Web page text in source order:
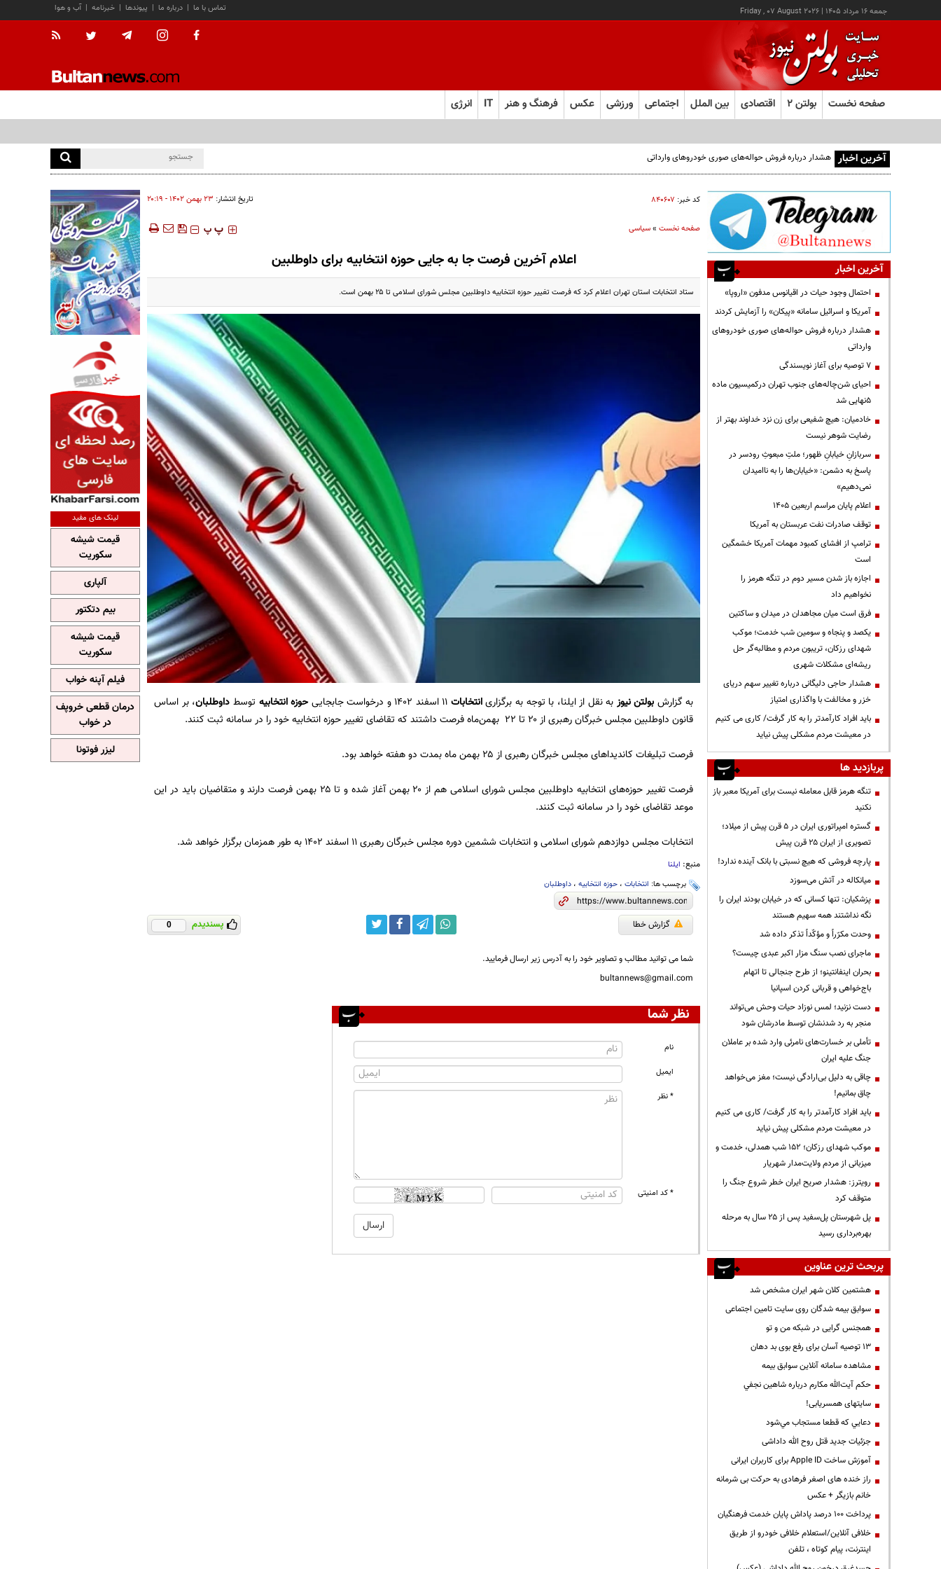
جمعه ۱۶ مرداد ۱۴۰۵ |
Friday , 07 August 2026 آب و هوا | خبرنامه | پیوندها | درباره ما | تماس با ما
صفحه نخست بولتن ۲ اقتصادی بین الملل اجتماعی ورزشی عکس فرهنگ و هنر IT انرژی
آخرین اخبار هشدار درباره فروش حواله‌های صوری خودروهای وارداتی
کد خبر: ۸۴۰۶۰۷ تاریخ انتشار: ۲۳ بهمن ۱۴۰۲ - ۲۰:۱۹
صفحه نخست»سیاسی ‍‍‍ پ پ
اعلام آخرین فرصت جا به جایی حوزه انتخابیه برای داوطلبین
ستاد انتخابات استان تهران اعلام کرد که فرصت تغییر حوزه انتخابیه داوطلبین مجلس شورای اسلامی تا ۲۵ بهمن است.
به گزارش بولتن نیوز به نقل از ایلنا، با توجه به برگزاریانتخابات ۱۱ اسفند ۱۴۰۲ و درخواست جابجایی حوزه انتخابیه توسط داوطلبان، بر اساس
قانون داوطلبین مجلس خبرگان رهبری از ۲۰ تا ۲۲ بهمن‌ماه فرصت داشتند که تقاضای تغییر حوزه انتخابیه خود را در سامانه ثبت کنند.
فرصت تبلیغات کاندیداهای مجلس خبرگان رهبری از ۲۵ بهمن ماه بمدت دو هفته خواهد بود.
فرصت تغییر حوزه‌های انتخابیه داوطلبین مجلس شورای اسلامی هم از ۲۰ بهمن آغاز شده و تا ۲۵ بهمن‌ فرصت دارند و متقاضیان باید در این
موعد تقاضای خود را در سامانه ثبت کنند.
انتخابات مجلس دوازدهم شورای اسلامی و انتخابات ششمین دوره مجلس خبرگان رهبری ۱۱ اسفند ۱۴۰۲ به طور همزمان برگزار خواهد شد.
منبع: ایلنا
برچسب ها: انتخابات، حوزه انتخابیه، داوطلبان
گزارش خطا پسندیدم 0
شما می توانید مطالب و تصاویر خود را به آدرس زیر ارسال فرمایید.
bultannews@gmail.com
نظر شما
نام
ایمیل
* نظر
* کد امنیتی
آخرین اخبار
احتمال وجود حیات در اقیانوس مدفون «اروپا»
آمریکا و اسرائیل سامانه «پیکان» را آزمایش کردند
هشدار درباره فروش حواله‌های صوری خودروهای
وارداتی
۷ توصیه برای آغاز نویسندگی
احیای شن‌چاله‌های جنوب تهران درکمیسیون ماده
۵نهایی شد
خادمیان: هیچ شفیعی برای زن نزد خداوند بهتر از
رضایت شوهر نیست
سربازانِ خیابانِ ظهور؛ ملتِ مبعوثِ رودسر در
پاسخ به دشمن: «خیابان‌ها را به ناامیدان
نمی‌دهیم»
اعلام پایان مراسم اربعین ۱۴۰۵
توقف صادرات نفت عربستان به آمریکا
ترامپ از افشای کمبود مهمات آمریکا خشمگین
است
اجازه باز شدن مسیر دوم در تنگه هرمز را
نخواهیم داد
فرق است میان مجاهدان در میدان و ساکتین
یکصد و پنجاه و سومین شب خدمت؛ موکب
شهدای رزکان، تریبون مردم و مطالبه‌گر حل
ریشه‌ای مشکلات شهری
هشدار حاجی دلیگانی درباره تغییر سهم دریای
خزر و مخالفت با واگذاری امتیاز
باید افراد کارآمدتر را به کار گرفت/ کاری می کنیم
در معیشت مردم مشکلی پیش نیاید
پربازدید ها
تنگه هرمز قابل معامله نیست برای آمریکا معبر باز
نکنید
گستره امپراتوری ایران در ۵ قرن پیش از میلاد؛
تصویری از ایران ۲۵ قرن پیش
پارچه فروشی که هیچ نسبتی با بانک آینده ندارد!
میانکاله در آتش می‌سوزد
پزشکیان: تنها کسانی که در خیابان بودند ایران را
نگه نداشتند همه سهیم هستند
وحدت مکرّراً و مؤکّداً تذکر داده شد
ماجرای نصب سنگ مزار اکبر عبدی چیست؟
بحران اینفانتینو؛ از طرح جنجالی تا اتهام
باج‌خواهی و قربانی کردن اسپانیا
دست نزنید؛ لمس نوزاد حیات وحش می‌تواند
منجر به رد شدنشان توسط مادرشان شود
تأملی بر خسارت‌های نامرئی وارد شده بر عاملان
جنگ علیه ایران
چاقی به دلیل بی‌ارادگی نیست؛ مغز می‌خواهد
چاق بمانیم!
باید افراد کارآمدتر را به کار گرفت/ کاری می کنیم
در معیشت مردم مشکلی پیش نیاید
موکب شهدای رزکان؛ ۱۵۲ شب همدلی، خدمت و
میزبانی از مردم ولایت‌مدار شهریار
رویترز: هشدار صریح ایران خطر شروع جنگ را
متوقف کرد
پل شهرستان پل‌سفید پس از ۲۵ سال به مرحله
بهره‌برداری رسید
پربحث ترین عناوین
هشتمین کلان شهر ایران مشخص شد
سوابق بیمه شدگان روی سایت تامین اجتماعی
همجنس گرایی در شبکه من و تو
13 توصیه آسان برای رفع بوی بد دهان
مشاهده سامانه آنلاين سوابق بیمه
حكم آيت‌الله مكارم درباره شاهين نجفي
سایتهای همسریابی!
دعايي كه قطعا مستجاب مي‌شود
جزئیات جدید قتل روح الله داداشی
آموزش ساخت Apple ID برای کاربران ایرانی
راز خنده های اصغر فرهادی به حرکت بی شرمانه
خانم بازیگر + عکس
پرداخت ۱۰۰ درصد پاداش پایان خدمت فرهنگیان
خلافی آنلاین/استعلام خلافی خودرو از طریق
اینترنت، پیام کوتاه ، تلفن
لینک های مفید
قیمت شیشه
سکوریت
آلپاری
بیم دتکتور
قیمت شیشه
سکوریت
فیلم آپنه خواب
درمان قطعی خروپف
در خواب
لیزر فوتونا